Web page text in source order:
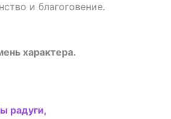
и благоговение.
характера.
радуги,